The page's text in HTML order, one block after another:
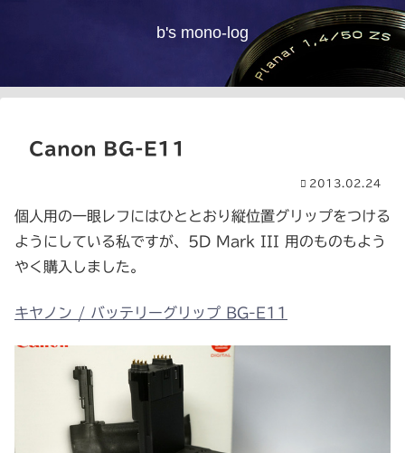
b's mono-log
Canon BG-E11
2013.02.24
個人用の一眼レフにはひととおり縦位置グリップをつける
ようにしている私ですが、5D Mark III 用のものもよう
やく購入しました。
キヤノン / バッテリーグリップ BG-E11